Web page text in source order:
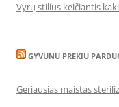
Vyrų stilius keičiantis
GYVUNU PREKIU
Geriausias maistas